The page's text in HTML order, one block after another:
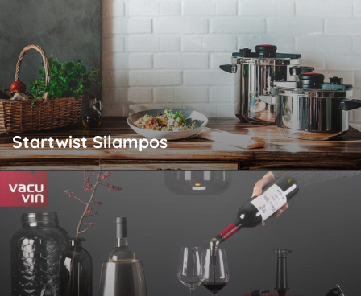
Startwist Silampos